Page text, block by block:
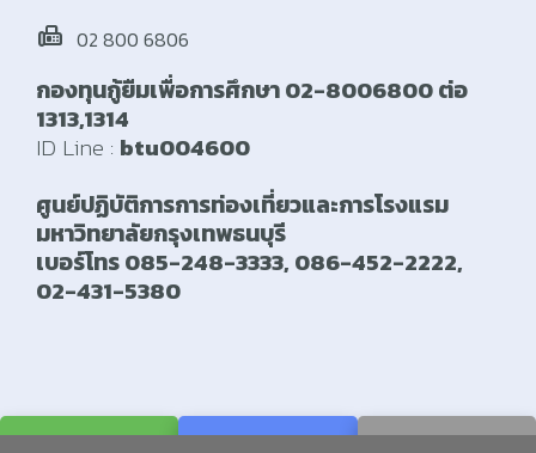
fax 02 800 6806
กองทุนกู้ยืมเพื่อการศึกษา 02-8006800 ต่อ
1313,1314
ID Line : btu004600
ศูนย์ปฏิบัติการการท่องเที่ยวและการโรงแรม
มหาวิทยาลัยกรุงเทพธนบุรี
เบอร์โทร 085-248-3333, 086-452-2222,
02-431-5380